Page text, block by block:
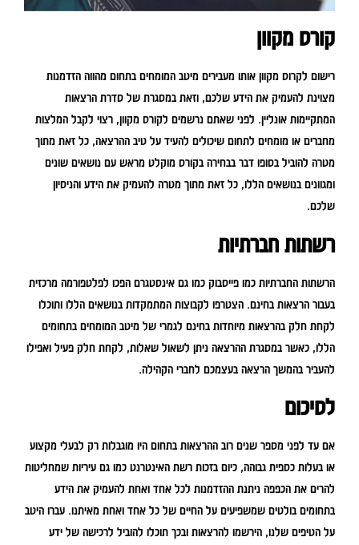
קורס מקוון
רישום לקרוס מקוון אותו מעבירים מיטב המומחים בתחום מהווה הזדמנות
מצוינת להעמיק את הידע שלכם, וזאת במסגרת של סדרת הרצאות
המתקיימות אונליין. לפני שאתם נרשמים לקורס מקוון, רצוי לקבל המלצות
מחברים או מומחים לתחום שיכולים להעיד על טיב ההרצאה, כל זאת מתוך
מטרה להוביל בסופו דבר בבחירה בקורס מוקלט מראש עם נושאים שונים
ומגוונים בנושאים הללו, כל זאת מתוך מטרה להעמיק את הידע והניסיון
שלכם.
רשתות חברתיות
הרשתות החברתיות כמו פייסבוק כמו גם אינסטגרם הפכו לפלטפורמה מרכזית
בעבור הרצאות בחינם. הצטרפו לקבוצות המתמקדות בנושאים הללו ותוכלו
לקחת חלק בהרצאות מיוחדות בחינם לגמרי של מיטב המומחים בתחומים
הללו, כאשר במסגרת ההרצאה ניתן לשאול שאלות, לקחת חלק פעיל ואפילו
להעביר בהמשך הרצאה בעצמכם לחברי הקהילה.
לסיכום
אם עד לפני מספר שנים רוב ההרצאות בתחום היו מוגבלות רק לבעלי מקצוע
או בעלות כספית גבוהה, כיום בזכות רשת האינטרנט כמו גם עיריות שמחליטות
להרים את הכפפה ניתנת ההזדמנות לכל אחד ואחת להעמיק את הידע
בתחומים בולטים שמשפיעים על החיים של כל אחד ואחת מאיתנו. עברו היטב
על הטיפים שלנו, הירשמו להרצאות ובכך תוכלו להוביל לרכישה של ידע